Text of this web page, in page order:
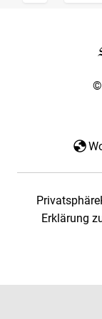
©
Privatsphäre
Erklärung